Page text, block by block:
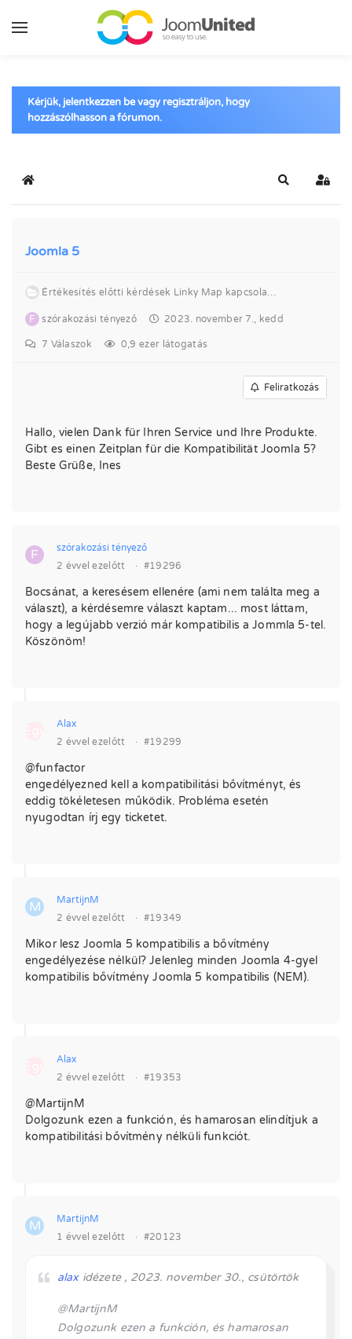
Ugrás a fő tartalomhoz
Kérjük, jelentkezzen be vagy regisztráljon, hogy
hozzászólhasson a fórumon.
Kezdőlap Keresés
Joomla 5
Értékesítés előtti kérdések Linky Map kapcsolatban
F szórakozási tényező 2023. november 7., kedd
7 Válaszok 0,9 ezer látogatás
Feliratkozás
Hallo, vielen Dank für Ihren Service und Ihre Produkte.
Gibt es einen Zeitplan für die Kompatibilität Joomla 5?
Beste Grüße, Ines
F
szórakozási tényező
2 évvel ezelőtt
· #19296
Bocsánat, a keresésem ellenére (ami nem találta meg a
választ), a kérdésemre választ kaptam... most láttam,
hogy a legújabb verzió már kompatibilis a Jommla 5-tel.
Köszönöm!
Alax
2 évvel ezelőtt
· #19299
@funfactor
engedélyezned kell a kompatibilitási bővítményt, és
eddig tökéletesen működik. Probléma esetén
nyugodtan írj egy ticketet.
M
MartijnM
2 évvel ezelőtt
· #19349
Mikor lesz Joomla 5 kompatibilis a bővítmény
engedélyezése nélkül? Jelenleg minden Joomla 4-gyel
kompatibilis bővítmény Joomla 5 kompatibilis (NEM).
Alax
2 évvel ezelőtt
· #19353
@MartijnM
Dolgozunk ezen a funkción, és hamarosan elindítjuk a
kompatibilitási bővítmény nélküli funkciót.
M
MartijnM
1 évvel ezelőtt
· #20123
alaxidézete , 2023. november 30., csütörtök
@MartijnM
Dolgozunk ezen a funkción, és hamarosan